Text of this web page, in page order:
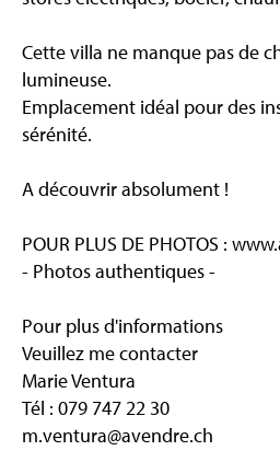
Cette villa ne manque pas de
lumineuse.
Emplacement idéal pour des
sérénité.
A découvrir absolument !
POUR PLUS DE PHOTOS :
- Photos authentiques -
Pour plus d'informations
Veuillez me contacter
Marie Ventura
Tél : 079 747 22 30
m.ventura@avendre.ch